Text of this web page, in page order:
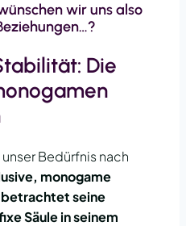
wir uns also
Die
Bedürfnis nach
monogame
seine
Säule in seinem